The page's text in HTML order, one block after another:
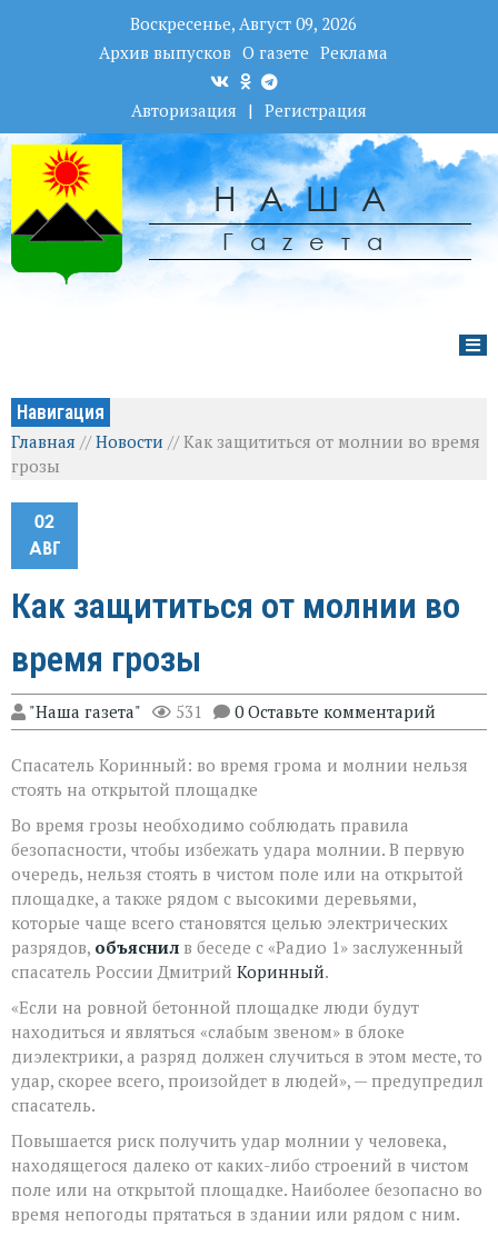
Воскресенье, Август 09, 2026
Архив выпусков О газете Реклама
Авторизация | Регистрация
НАША
Гаzета
Навигация
Главная //Новости //Как защититься от молнии во время
грозы
02
АВГ
Как защититься от молнии во
время грозы
"Наша газета" 531 0 Оставьте комментарий
Спасатель Коринный: во время грома и молнии нельзя
стоять на открытой площадке
Во время грозы необходимо соблюдать правила
безопасности, чтобы избежать удара молнии. В первую
очередь, нельзя стоять в чистом поле или на открытой
площадке, а также рядом с высокими деревьями,
которые чаще всего становятся целью электрических
разрядов, объяснил в беседе с «Радио 1» заслуженный
спасатель России Дмитрий Коринный.
«Если на ровной бетонной площадке люди будут
находиться и являться «слабым звеном» в блоке
диэлектрики, а разряд должен случиться в этом месте, то
удар, скорее всего, произойдет в людей», — предупредил
спасатель.
Повышается риск получить удар молнии у человека,
находящегося далеко от каких-либо строений в чистом
поле или на открытой площадке. Наиболее безопасно во
время непогоды прятаться в здании или рядом с ним.